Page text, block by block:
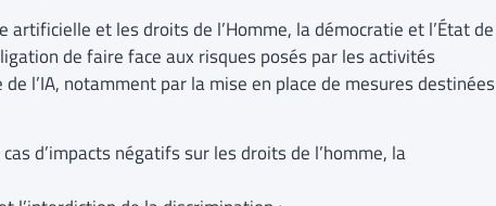
artificielle et les droits de l’Homme, la démocratie et l’État de
de faire face aux risques posés par les activités
l’IA, notamment par la mise en place de mesures destinées
d’impacts négatifs sur les droits de l’homme, la